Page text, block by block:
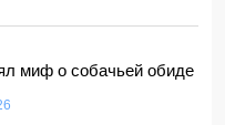
с зарплатой до 10
миф о собачьей обиде